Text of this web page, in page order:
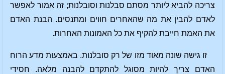
צריכה להביא ליותר מסתם סבלנות וסובלנות; זה אמור לאפשר
לאדם להבין את מה שהאחרים חווים ומתנסים. הבנת האדם
את האמת חייבת להקיף את כל האמונות האחרות.
זו גישה שונה מאוד מזו של רק סובלנות. באמצעות מדע הרוח
האדם צריך להיות מסוגל להתקדם להבנה מלאה. חסידי